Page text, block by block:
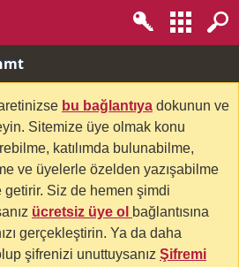
bu bağlantıya dokunun ve
Sitemize üye olmak konu
katılımda bulunabilme,
ve üyelerle özelden yazışabilme
getirir. Siz de hemen şimdi
ücretsiz üye ol bağlantısına
gerçekleştirin. Ya da daha
şifrenizi unuttuysanız Şifremi